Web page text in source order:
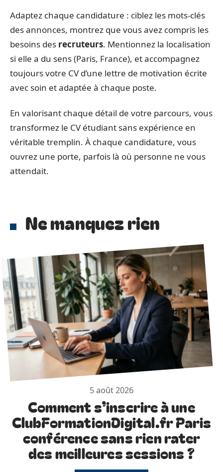
Adaptez chaque candidature : ciblez les mots-clés
des annonces, montrez que vous avez compris les
besoins des recruteurs. Mentionnez la localisation
si elle a du sens (Paris, France), et accompagnez
toujours votre CV d’une lettre de motivation écrite
avec soin et adaptée à chaque poste.
En valorisant chaque détail de votre parcours, vous
transformez le CV étudiant sans expérience en
véritable tremplin. À chaque candidature, vous
ouvrez une porte, parfois là où personne ne vous
attendait.
Ne manquez rien
5 août 2026
Comment s’inscrire à une
ClubFormationDigital.fr Paris
conférence sans rien rater
des meilleures sessions ?